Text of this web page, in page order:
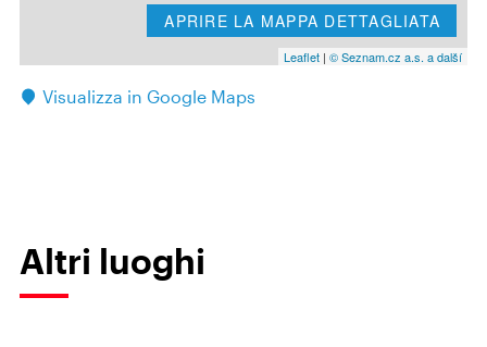
APRIRE LA MAPPA DETTAGLIATA
Leaflet | © Seznam.cz a.s. a další
Visualizza in Google Maps
Altri luoghi